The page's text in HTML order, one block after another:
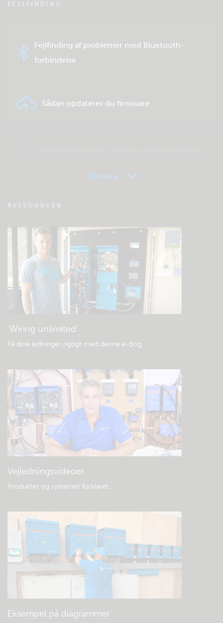
FEJLFINDING
Fejlfinding af problemer med Bluetooth-
forbindelse
Sådan opdaterer du firmware
fjernovervågning
Tjek fællesskabets videnbase
Generelle downloads og dokumentation
Vis mere
RESSOURCER
'Wiring unlimited'
Få dine ledninger rigtigt med denne e-bog.
Vejledningsvideoer
Produkter og systemer forklaret.
Eksempel på diagrammer